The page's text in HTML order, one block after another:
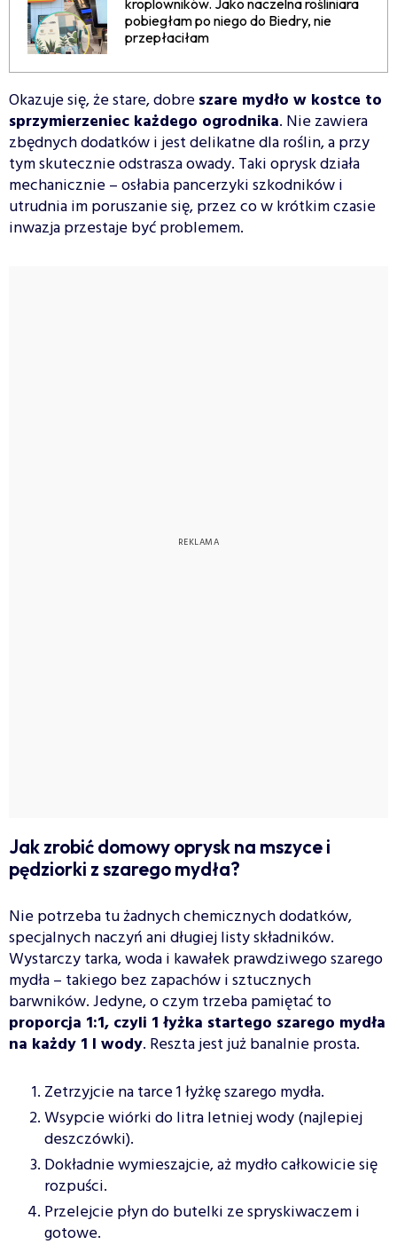
kroplowników. Jako naczelna rośliniara
pobiegłam po niego do Biedry, nie
przepłaciłam
Okazuje się, że stare, dobreszare mydło w kostce to
sprzymierzeniec każdego ogrodnika. Nie zawiera
zbędnych dodatków i jest delikatne dla roślin, a przy
tym skutecznie odstrasza owady. Taki oprysk działa
mechanicznie – osłabia pancerzyki szkodników i
utrudnia im poruszanie się, przez co w krótkim czasie
inwazja przestaje być problemem.
Jak zrobić domowy oprysk na mszyce i
pędziorki z szarego mydła?
Nie potrzeba tu żadnych chemicznych dodatków,
specjalnych naczyń ani długiej listy składników.
Wystarczy tarka, woda i kawałek prawdziwego szarego
mydła – takiego bez zapachów i sztucznych
barwników. Jedyne, o czym trzeba pamiętać to
proporcja 1:1, czyli 1 łyżka startego szarego mydła
na każdy 1 l wody. Reszta jest już banalnie prosta.
Zetrzyjcie na tarce 1 łyżkę szarego mydła.
Wsypcie wiórki do litra letniej wody (najlepiej
deszczówki).
Dokładnie wymieszajcie, aż mydło całkowicie się
rozpuści.
Przelejcie płyn do butelki ze spryskiwaczem i
gotowe.